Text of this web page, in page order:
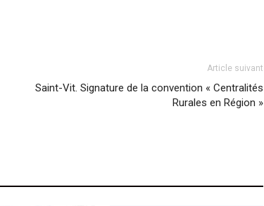
Article suivant
Saint-Vit. Signature de la convention « Centralités
Rurales en Région »